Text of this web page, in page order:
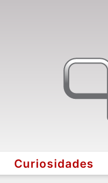
Curiosidades